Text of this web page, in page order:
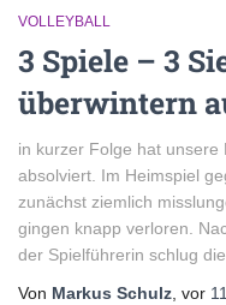
VOLLEYBALL
3 Spiele – 3
überwintern
in kurzer Folge hat unsere
absolviert. Im Heimspiel
zunächst ziemlich
gingen knapp verloren.
der Spielführerin schlug
Von Markus Schulz , vor